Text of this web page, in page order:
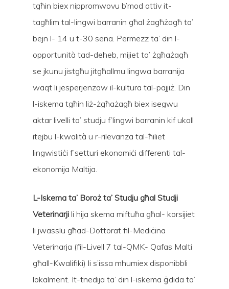
tgħin biex nippromwovu b’mod attiv it-
tagħlim tal-lingwi barranin għal żagħżagħ ta’
bejn l- 14 u t-30 sena. Permezz ta’ din l-
opportunità tad-deheb, mijiet ta’ żgħażagħ
se jkunu jistgħu jitgħallmu lingwa barranija
waqt li jesperjenzaw il-kultura tal-pajjiż. Din
l-iskema tgħin liż-żgħażagħ biex isegwu
aktar livelli ta’ studju f’lingwi barranin kif ukoll
itejbu l-kwalità u r-rilevanza tal-ħiliet
lingwistiċi f’setturi ekonomiċi differenti tal-
ekonomija Maltija.
L-Iskema ta’ Boroż ta’ Studju għal Studji
Veterinarji li hija skema miftuħa għal- korsijiet
li jwasslu għad-Dottorat fil-Mediċina
Veterinarja (fil-Livell 7 tal-QMK- Qafas Malti
għall-Kwalifiki) li s’issa mhumiex disponibbli
lokalment. It-tnedija ta’ din l-iskema ġdida ta’